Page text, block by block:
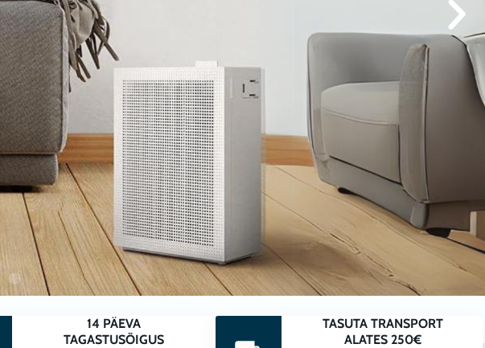
14 PÄEVA
TAGASTUSÕIGUS
TASUTA TRANSPORT
ALATES 250€